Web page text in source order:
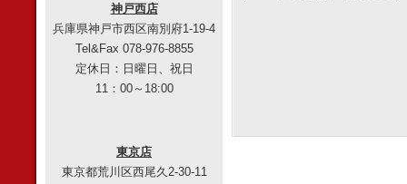
神戸西店
兵庫県神戸市西区南別府1-19-4
Tel&Fax 078-976-8855
定休日：日曜日、祝日
11：00～18:00
東京店
東京都荒川区西尾久2-30-11